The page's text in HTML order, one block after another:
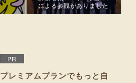
による参観がありました
PR
プレミアムプランでもっと自